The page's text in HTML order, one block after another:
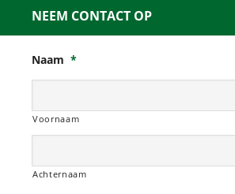
NEEM CONTACT OP
Naam *
Voornaam
Achternaam